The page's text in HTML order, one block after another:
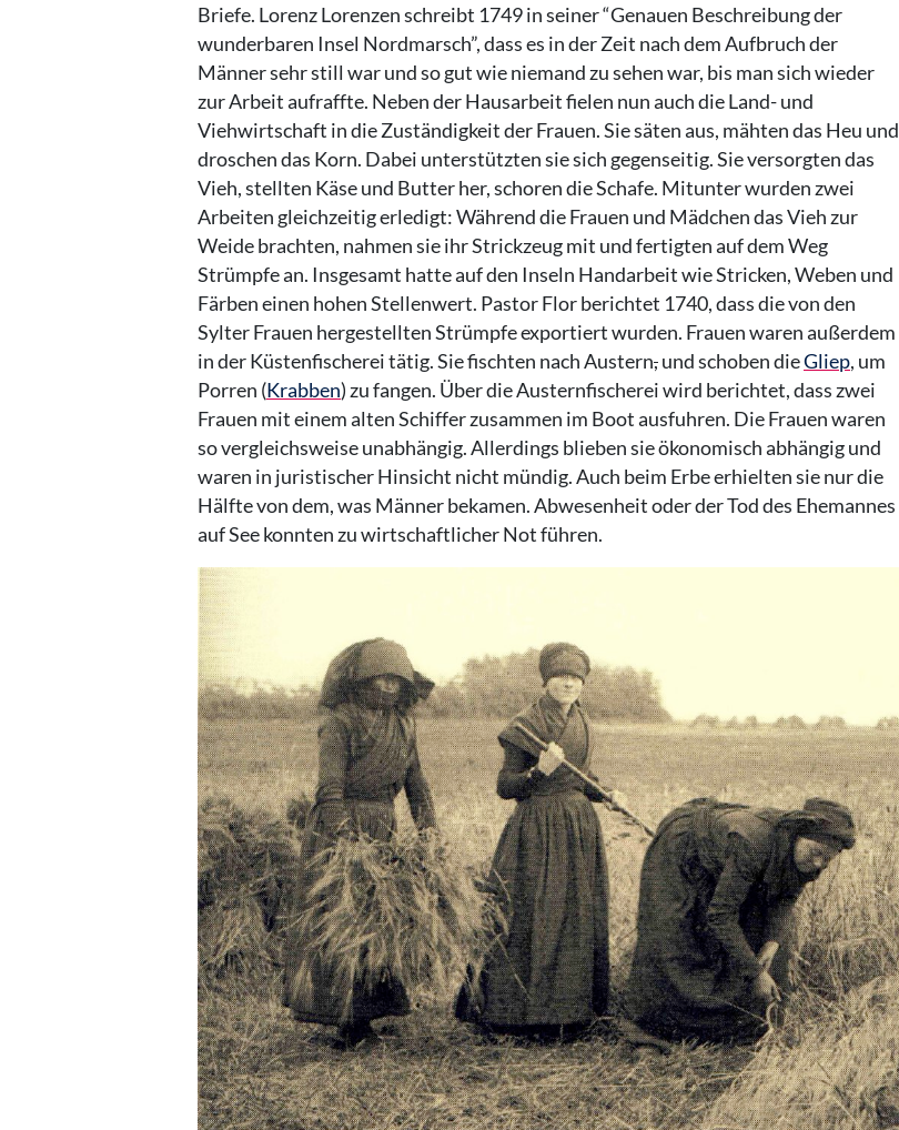
Briefe. Lorenz Lorenzen schreibt 1749 in seiner “Genauen Beschreibung der
wunderbaren Insel Nordmarsch”, dass es in der Zeit nach dem Aufbruch der
Männer sehr still war und so gut wie niemand zu sehen war, bis man sich wieder
zur Arbeit aufraffte. Neben der Hausarbeit fielen nun auch die Land- und
Viehwirtschaft in die Zuständigkeit der Frauen. Sie säten aus, mähten das Heu und
droschen das Korn. Dabei unterstützten sie sich gegenseitig. Sie versorgten das
Vieh, stellten Käse und Butter her, schoren die Schafe. Mitunter wurden zwei
Arbeiten gleichzeitig erledigt: Während die Frauen und Mädchen das Vieh zur
Weide brachten, nahmen sie ihr Strickzeug mit und fertigten auf dem Weg
Strümpfe an. Insgesamt hatte auf den Inseln Handarbeit wie Stricken, Weben und
Färben einen hohen Stellenwert. Pastor Flor berichtet 1740, dass die von den
Sylter Frauen hergestellten Strümpfe exportiert wurden. Frauen waren außerdem
in der Küstenfischerei tätig. Sie fischten nach Austern,und schoben dieGliep, um
Porren (Krabben) zu fangen. Über die Austernfischerei wird berichtet, dass zwei
Frauen mit einem alten Schiffer zusammen im Boot ausfuhren. Die Frauen waren
so vergleichsweise unabhängig. Allerdings blieben sie ökonomisch abhängig und
waren in juristischer Hinsicht nicht mündig. Auch beim Erbe erhielten sie nur die
Hälfte von dem, was Männer bekamen. Abwesenheit oder der Tod des Ehemannes
auf See konnten zu wirtschaftlicher Not führen.